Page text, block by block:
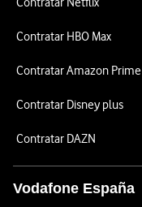
Contratar HBO Max
Contratar Amazon Prime
Contratar Disney plus
Contratar DAZN
Vodafone España